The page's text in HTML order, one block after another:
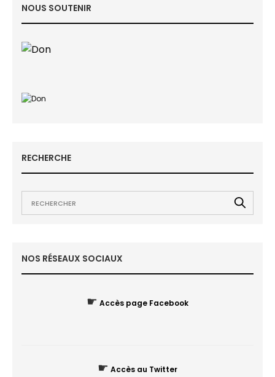
NOUS SOUTENIR
RECHERCHE
NOS RÉSEAUX SOCIAUX
☛ Accès page Facebook
☛ Accès au Twitter